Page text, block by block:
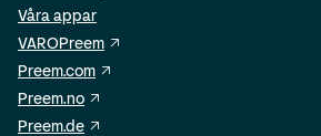
Våra appar
VAROPreem
Preem.com
Preem.no
Preem.de